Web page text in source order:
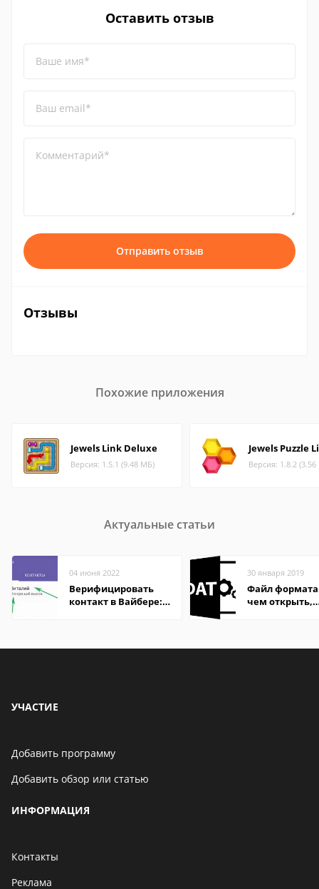
Оставить отзыв
Ваше имя*
Ваш email*
Комментарий*
Отправить отзыв
Отзывы
Похожие приложения
Jewels Link Deluxe
Версия: 1.5.1 (9.48 МБ)
Jewels Puzzle
Версия: 1.8.2
Актуальные статьи
04 июня 2022
Верифицировать
контакт в Вайбере:
30 января 2019
Файл формата
чем открыть,
УЧАСТИЕ
Добавить программу
Добавить обзор или статью
ИНФОРМАЦИЯ
Контакты
Реклама